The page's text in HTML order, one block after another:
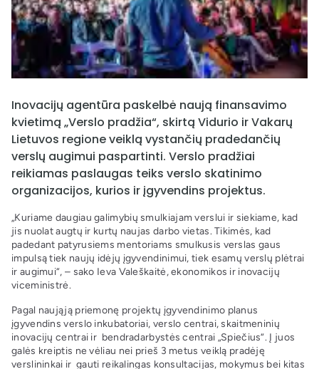
Inovacijų agentūra paskelbė naują finansavimo
kvietimą „Verslo pradžia“, skirtą Vidurio ir Vakarų
Lietuvos regione veiklą vystančių pradedančių
verslų augimui paspartinti. Verslo pradžiai
reikiamas paslaugas teiks verslo skatinimo
organizacijos, kurios ir įgyvendins projektus.
„Kuriame daugiau galimybių smulkiajam verslui ir siekiame, kad
jis nuolat augtų ir kurtų naujas darbo vietas. Tikimės, kad
padedant patyrusiems mentoriams smulkusis verslas gaus
impulsą tiek naujų idėjų įgyvendinimui, tiek esamų verslų plėtrai
ir augimui“, – sako Ieva Valeškaitė, ekonomikos ir inovacijų
viceministrė.
Pagal naująją priemonę projektų įgyvendinimo planus
įgyvendins verslo inkubatoriai, verslo centrai, skaitmeninių
inovacijų centrai ir bendradarbystės centrai „Spiečius“. Į juos
galės kreiptis ne vėliau nei prieš 3 metus veiklą pradėję
verslininkai ir gauti reikalingas konsultacijas, mokymus bei kitas